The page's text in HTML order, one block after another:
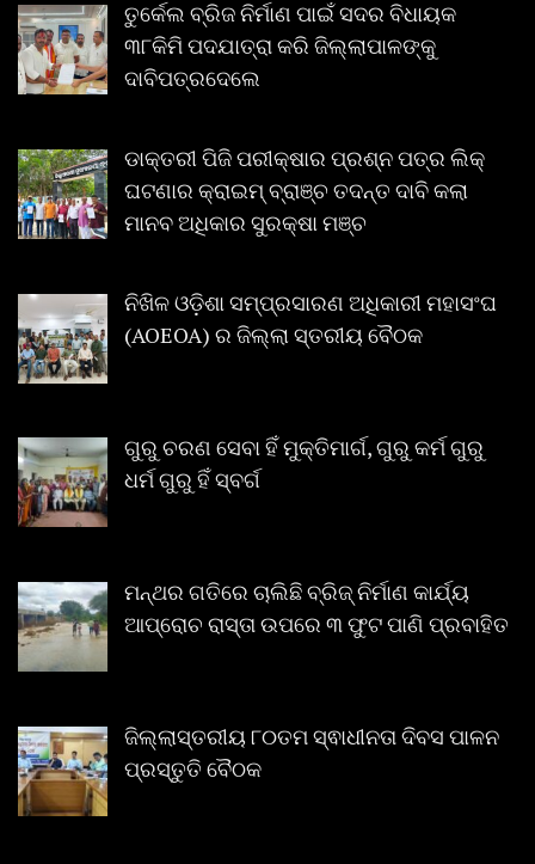
ତୁର୍କେଲ ବ୍ରିଜ ନିର୍ମାଣ ପାଇଁ ସଦର ବିଧାୟକ
୩୮କିମି ପଦଯାତ୍ରା କରି ଜିଲ୍ଲାପାଳଙ୍କୁ
ଦାବିପତ୍ରଦେଲେ
ଡାକ୍ତରୀ ପିଜି ପରୀକ୍ଷାର ପ୍ରଶ୍ନ ପତ୍ର ଲିକ୍
ଘଟଣାର କ୍ରାଇମ୍ ବ୍ରାଞ୍ଚ ତଦନ୍ତ ଦାବି କଲା
ମାନବ ଅଧିକାର ସୁରକ୍ଷା ମଞ୍ଚ
ନିଖିଳ ଓଡ଼ିଶା ସମ୍ପ୍ରସାରଣ ଅଧିକାରୀ ମହାସଂଘ
(AOEOA) ର ଜିଲ୍ଲା ସ୍ତରୀୟ ବୈଠକ
ଗୁରୁ ଚରଣ ସେବା ହିଁ ମୁକ୍ତିମାର୍ଗ, ଗୁରୁ କର୍ମ ଗୁରୁ
ଧର୍ମ ଗୁରୁ ହିଁ ସ୍ବର୍ଗ
ମନ୍ଥର ଗତିରେ ଚାଲିଛି ବ୍ରିଜ୍ ନିର୍ମାଣ କାର୍ଯ୍ୟ
ଆପ୍ରୋଚ ରାସ୍ତା ଉପରେ ୩ ଫୁଟ ପାଣି ପ୍ରବାହିତ
ଜିଲ୍ଲାସ୍ତରୀୟ ୮୦ତମ ସ୍ଵାଧୀନତା ଦିବସ ପାଳନ
ପ୍ରସ୍ତୁତି ବୈଠକ